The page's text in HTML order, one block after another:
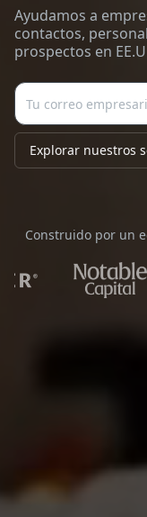
Ayudamos a
contactos,
prospectos en
Explorar nuestros
Construido por un